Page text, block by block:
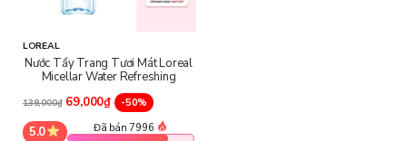
LOREAL
Nước Tẩy Trang Tươi Mát Loreal
Micellar Water Refreshing
139,000₫ 69,000₫ -50%
5.0 Đã bán 7996